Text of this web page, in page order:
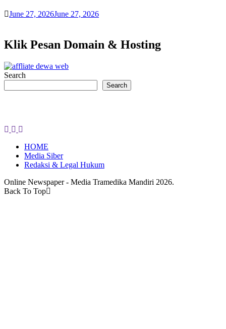
June 27, 2026June 27, 2026
Klik Pesan Domain & Hosting
Search
Search
HOME
Media Siber
Redaksi & Legal Hukum
Online Newspaper - Media Tramedika Mandiri 2026.
Back To Top